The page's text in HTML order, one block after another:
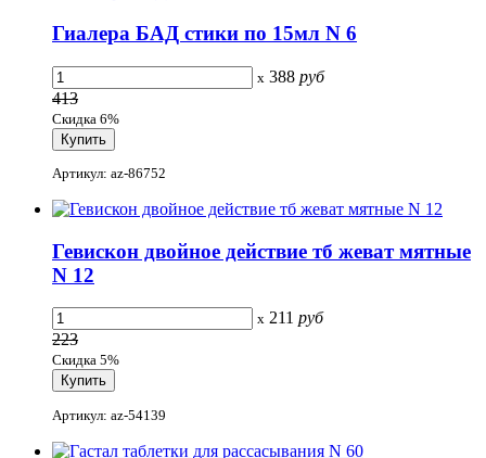
Гиалера БАД стики по 15мл N 6
x 388 руб
413
Скидка 6%
Артикул: az-86752
Гевискон двойное действие тб жеват мятные
N 12
x 211 руб
223
Скидка 5%
Артикул: az-54139